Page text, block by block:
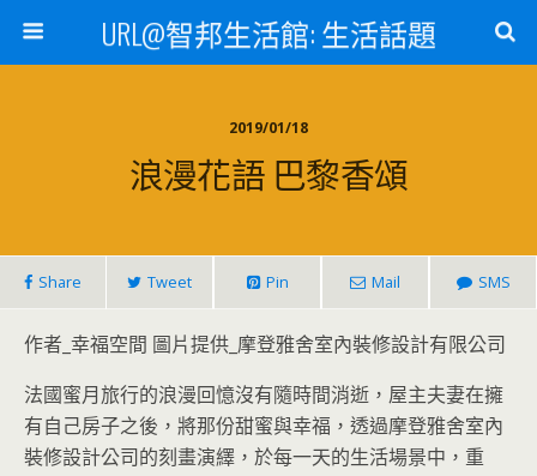
URL@智邦生活館: 生活話題
2019/01/18
浪漫花語 巴黎香頌
Share Tweet Pin Mail SMS
作者_幸福空間 圖片提供_摩登雅舍室內裝修設計有限公司
法國蜜月旅行的浪漫回憶沒有隨時間消逝，屋主夫妻在擁
有自己房子之後，將那份甜蜜與幸福，透過摩登雅舍室內
裝修設計公司的刻畫演繹，於每一天的生活場景中，重